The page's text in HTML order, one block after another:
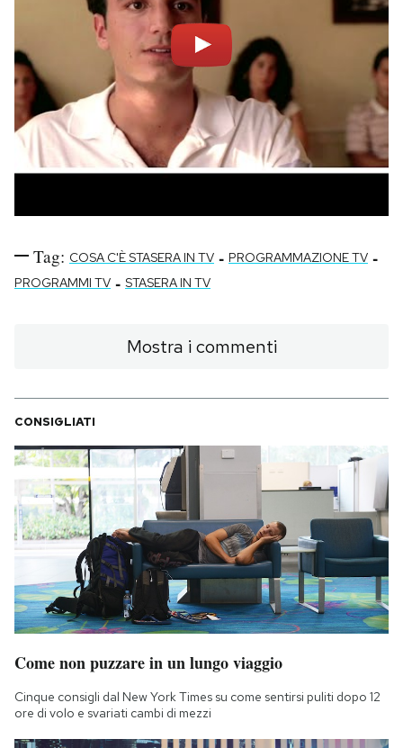
Tag: COSA C'È STASERA IN TV - PROGRAMMAZIONE TV -
PROGRAMMI TV - STASERA IN TV
Mostra i commenti
CONSIGLIATI
Come non puzzare in un lungo viaggio
Cinque consigli dal New York Times su come sentirsi puliti dopo 12
ore di volo e svariati cambi di mezzi